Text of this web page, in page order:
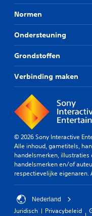
Normen
Ondersteuning
Grondstoffen
Verbinding maken
© 2026 Sony Interactive
Alle inhoud, gametitels,
handelsmerken,
handelsmerken en/of
respectievelijke eigenaren.
Nederland
Juridisch Privacybeleid